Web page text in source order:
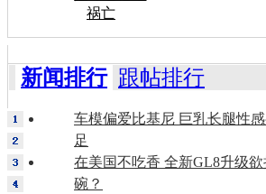
祸亡
新闻排行 跟帖排行
车模偏爱比基尼 巨乳长腿性
足
在美国不吃香 全新GL8升级
碗？